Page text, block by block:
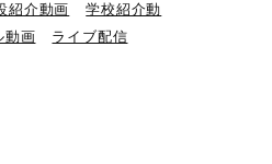
紹介動画
学校紹介動
動画 ライブ配信